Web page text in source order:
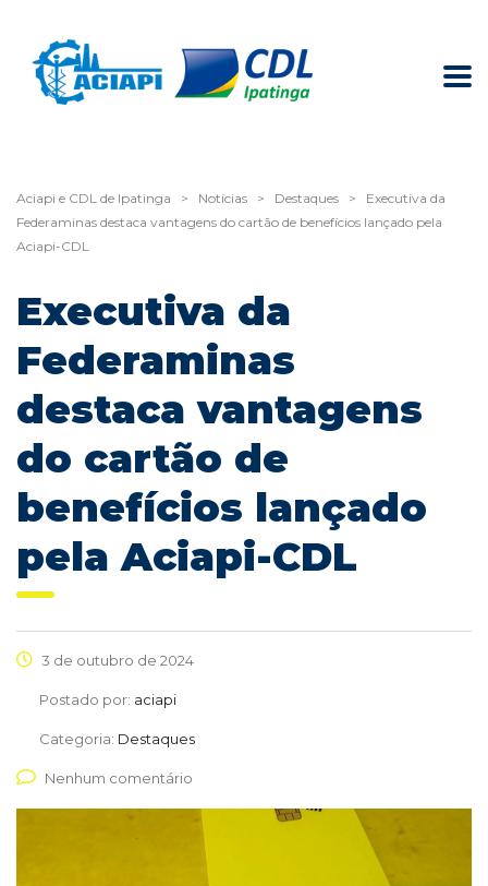
Aciapi e CDL de Ipatinga > Notícias > Destaques >
Executiva da
Federaminas destaca vantagens do cartão de benefícios lançado pela
Aciapi-CDL
Executiva da
Federaminas
destaca vantagens
do cartão de
benefícios lançado
pela Aciapi-CDL
3 de outubro de 2024
Postado por: aciapi
Categoria: Destaques
Nenhum comentário